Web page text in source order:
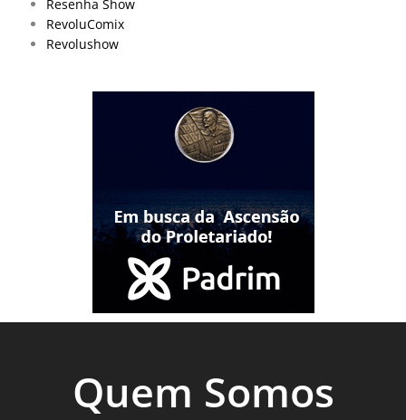
Resenha Show
RevoluComix
Revolushow
Quem Somos